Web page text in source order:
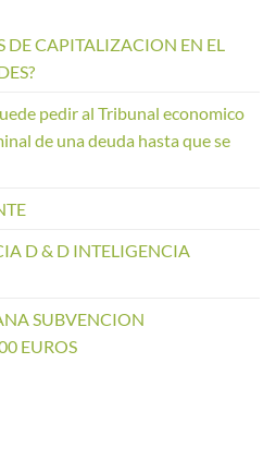
DE CAPITALIZACION EN EL
pedir al Tribunal economico
de una deuda hasta que se
D & D INTELIGENCIA
SUBVENCION
EUROS